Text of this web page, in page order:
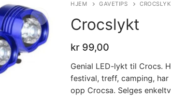
HJEM GAVETIPS
Crocslykt
kr 99,00
Genial LED-lykt til Crocs.
festival, treff, camping,
opp Crocsa. Selges